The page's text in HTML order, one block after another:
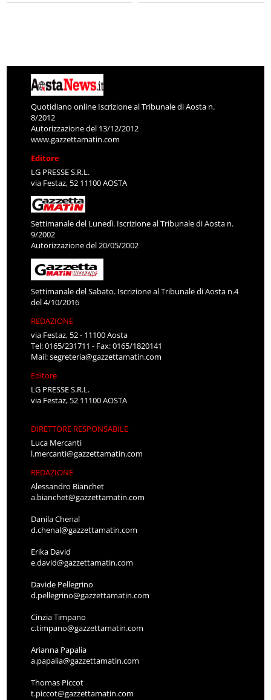
Quotidiano online Iscrizione al Tribunale di Aosta n.
8/2012
Autorizzazione del 13/12/2012
www.gazzettamatin.com
Editore
LG PRESSE S.R.L.
via Festaz, 52 11100 AOSTA
Settimanale del Lunedì. Iscrizione al Tribunale di Aosta n.
9/2002
Autorizzazione del 20/05/2002
Settimanale del Sabato. Iscrizione al Tribunale di Aosta n.4
del 4/10/2016
REDAZIONE
via Festaz, 52 - 11100 Aosta
Tel: 0165/231711 - Fax: 0165/1820141
Mail:segreteria@gazzettamatin.com
Editore
LG PRESSE S.R.L.
via Festaz, 52 11100 AOSTA
DIRETTORE RESPONSABILE
Luca Mercanti
l.mercanti@gazzettamatin.com
REDAZIONE
Alessandro Bianchet
a.bianchet@gazzettamatin.com
Danila Chenal
d.chenal@gazzettamatin.com
Erika David
e.david@gazzettamatin.com
Davide Pellegrino
d.pellegrino@gazzettamatin.com
Cinzia Timpano
c.timpano@gazzettamatin.com
Arianna Papalia
a.papalia@gazzettamatin.com
Thomas Piccot
t.piccot@gazzettamatin.com